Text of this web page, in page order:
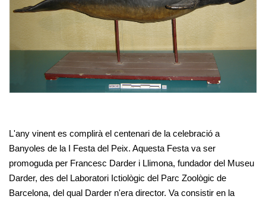
L'any vinent es complirà el centenari de la celebració a
Banyoles de la I Festa del Peix. Aquesta Festa va ser
promoguda per Francesc Darder i Llimona, fundador del Museu
Darder, des del Laboratori Ictiològic del Parc Zoològic de
Barcelona, del qual Darder n'era director. Va consistir en la